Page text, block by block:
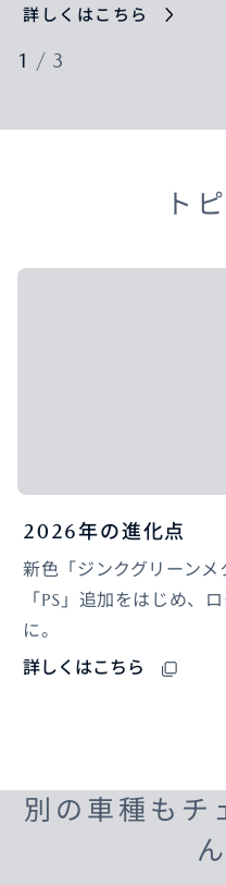
詳しくはこちら
1 / 3
ト
2026年の進化点
新色「ジンクグリーン
「PS」追加をはじめ、
に。
詳しくはこちら
別の車種もチ